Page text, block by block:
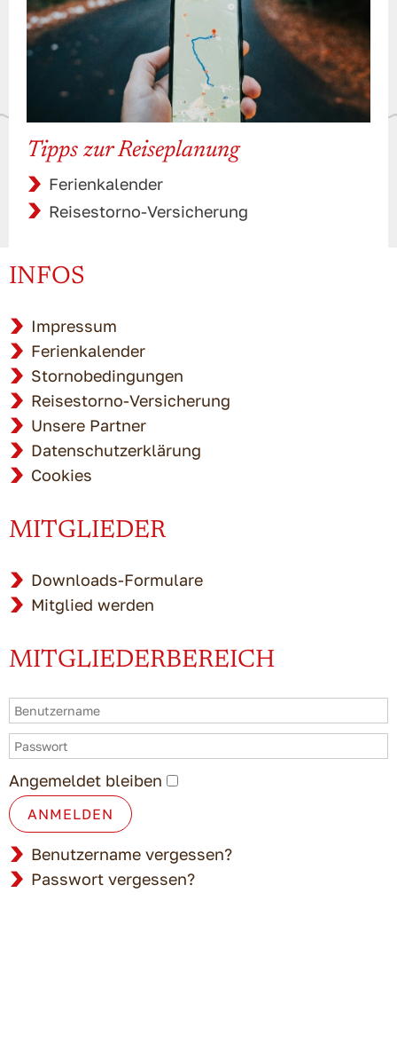
Tipps zur Reiseplanung
Ferienkalender
Reisestorno-Versicherung
INFOS
Impressum
Ferienkalender
Stornobedingungen
Reisestorno-Versicherung
Unsere Partner
Datenschutzerklärung
Cookies
MITGLIEDER
Downloads-Formulare
Mitglied werden
MITGLIEDERBEREICH
Angemeldet bleiben
ANMELDEN
Benutzername vergessen?
Passwort vergessen?